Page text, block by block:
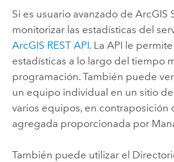
Si es usuario avanzado de ArcGIS
monitorizar las estadísticas del
ArcGIS REST API. La API le
estadísticas a lo largo del tiempo
programación. También puede
un equipo individual en un sitio de
varios equipos, en contraposición
agregada proporcionada por
También puede utilizar el